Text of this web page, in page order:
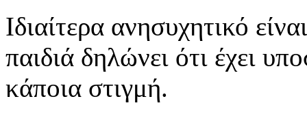
Ιδιαίτερα ανησυχητικό
παιδιά δηλώνει ότι έχει
κάποια στιγμή.